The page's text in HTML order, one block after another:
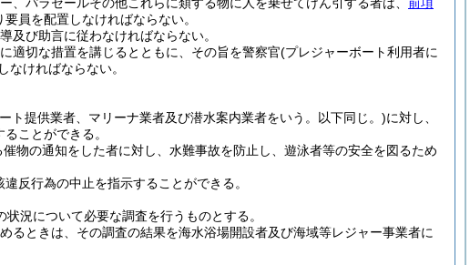
員を配置しなければならない。
及び助言に従わなければならない。
適切な措置を講じるとともに、その旨を警察官(プレジャーボート利用者に
なければならない。
ト提供業者、マリーナ業者及び潜水案内業者をいう。以下同じ。)に対し、
ことができる。
物の通知をした者に対し、水難事故を防止し、遊泳者等の安全を図るため
反行為の中止を指示することができる。
況について必要な調査を行うものとする。
るときは、その調査の結果を海水浴場開設者及び海域等レジャー事業者に